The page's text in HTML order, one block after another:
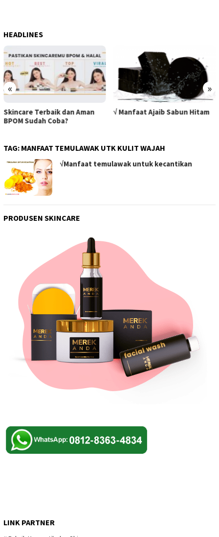
HEADLINES
« »
Skincare Terbaik dan Aman
BPOM Sudah Coba?
√ Manfaat Ajaib Sabun Hitam
TAG: MANFAAT TEMULAWAK UTK KULIT WAJAH
√Manfaat temulawak untuk kecantikan
PRODUSEN SKINCARE
LINK PARTNER